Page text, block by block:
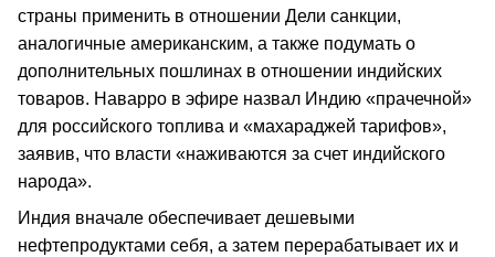
страны применить в отношении Дели санкции,
аналогичные американским, а также подумать о
дополнительных пошлинах в отношении индийских
товаров. Наварро в эфире назвал Индию «прачечной»
для российского топлива и «махараджей тарифов»,
заявив, что власти «наживаются за счет индийского
народа».
Индия вначале обеспечивает дешевыми
нефтепродуктами себя, а затем перерабатывает их и